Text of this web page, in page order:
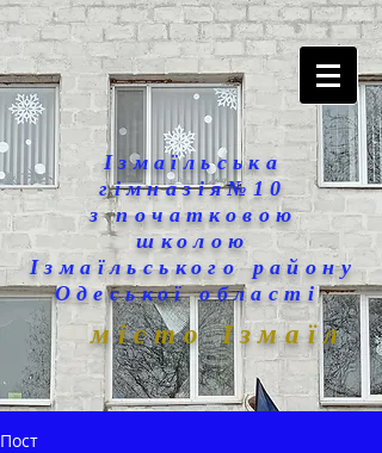
Ізмаїльська
гімназія№10
з початковою
школою
Ізмаїльського району
Одеської області
місто Ізмаїл
Пост